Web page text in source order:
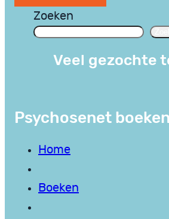
Zoeken
Veel gezochte
Psychosenet boeken
Home
Boeken